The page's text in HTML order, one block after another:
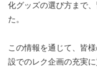
化グッズの選び方まで
た。
この情報を通じて、皆
設でのレク企画の充実